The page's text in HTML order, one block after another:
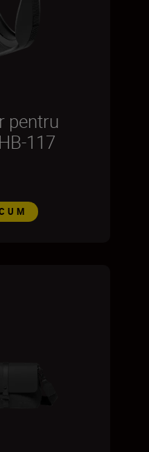
pentru
117